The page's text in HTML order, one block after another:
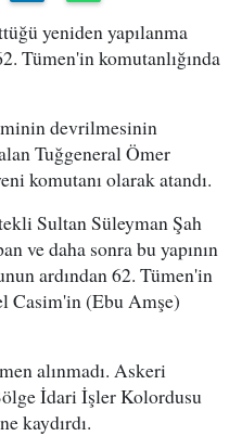
yeniden yapılanma
Tümen'in komutanlığında
devrilmesinin
Tuğgeneral Ömer
komutanı olarak atandı.
Sultan Süleyman Şah
ve daha sonra bu yapının
ardından 62. Tümen'in
Casim'in (Ebu Amşe)
alınmadı. Askeri
İdari İşler Kolordusu
kaydırdı.